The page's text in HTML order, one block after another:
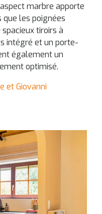
marbre apporte
que les poignées
tiroirs à
intégré et un porte-
également un
optimisé.
et Giovanni